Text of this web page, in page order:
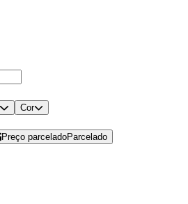
Cor
Preço parceladoParcelado